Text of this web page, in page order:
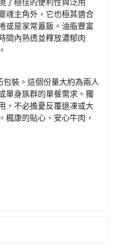
了極佳的便利性與泛用
魂主角外，它也極其適合
或是家常蓋飯。油脂豐富
間內熟透並釋放濃郁肉
包裝。這個份量大約為兩人
單身族群的單餐需求。獨
，不必擔憂反覆退凍或大
楓康的貼心、安心牛肉，